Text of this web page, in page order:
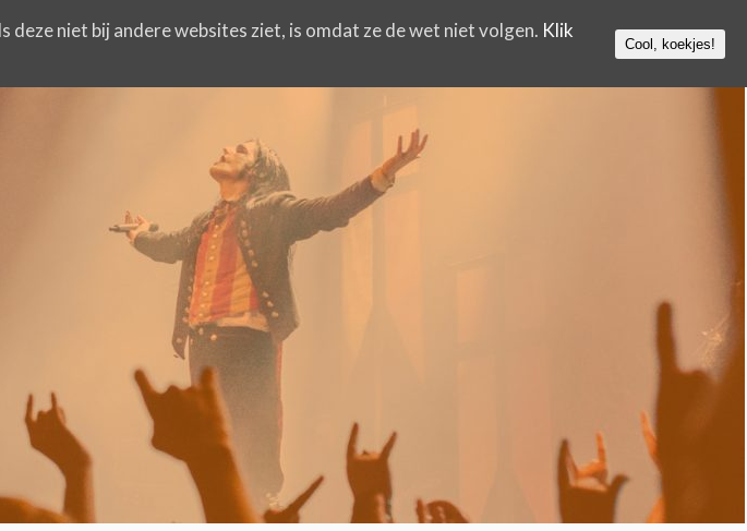
deze niet bij andere websites ziet, is omdat ze de wet niet volgen. Klik
Cool, koekjes!